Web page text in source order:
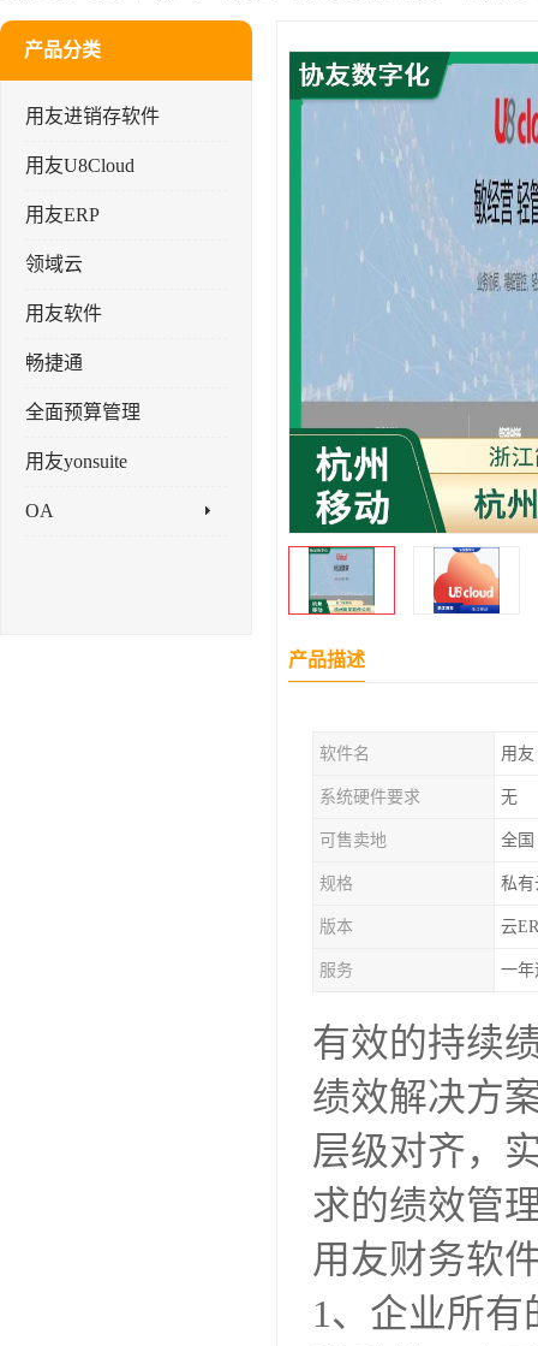
产品分类
用友进销存软件
用友U8Cloud
用友ERP
领域云
用友软件
畅捷通
全面预算管理
用友yonsuite
OA
产品描述
软件名 用友
系统硬件要求 无
可售卖地 全国
规格 私有
版本 云
服务 一年
有效的持续
绩效解决方
层级对齐，
求的绩效管
用友财务软
1、企业所